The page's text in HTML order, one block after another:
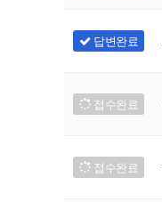
답변완료
접수완료
접수완료